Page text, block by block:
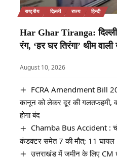
राष्ट्रीय दिल्ली राज्य हिन्दी
Har Ghar Tiranga: दिल्ली
रंग, ‘हर घर तिरंगा’ थीम
August 10, 2026
FCRA Amendment Bill
कानून को लेकर दूर की गलतफहमी,
होगा बंद
Chamba Bus Accident :
कंडक्टर समेत 7 की मौत; 11 घायल
उत्तराखंड में जमीन के लिए CM